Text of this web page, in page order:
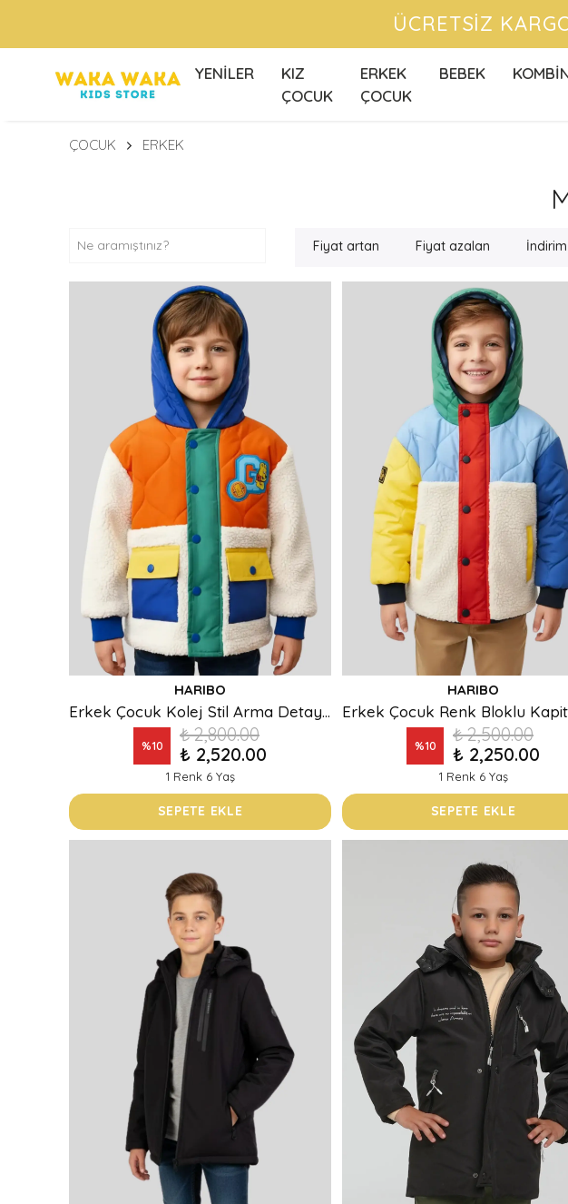
ÜCRETSİZ
YENİLER
KIZ
ÇOCUK
ERKEK
ÇOCUK
BEBEK
ÇOCUK ERKEK
Fiyat artan Fiyat azalan
HARIBO
Erkek Çocuk Kolej Stil Arma Detaylı Kapüşonlu Kapitone Mont
%10
₺ 2,800.00
₺ 2,520.00
1 Renk 6 Yaş
SEPETE EKLE
HARIBO
%10
₺ 2,500.00
₺ 2,250.00
1 Renk 6 Yaş
SEPETE EKLE